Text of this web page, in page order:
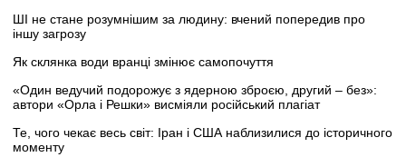
ШІ не стане розумнішим за людину: вчений попередив про
іншу загрозу
Як склянка води вранці змінює самопочуття
«Один ведучий подорожує з ядерною зброєю, другий – без»:
автори «Орла і Решки» висміяли російський плагіат
Те, чого чекає весь світ: Іран і США наблизилися до історичного
моменту